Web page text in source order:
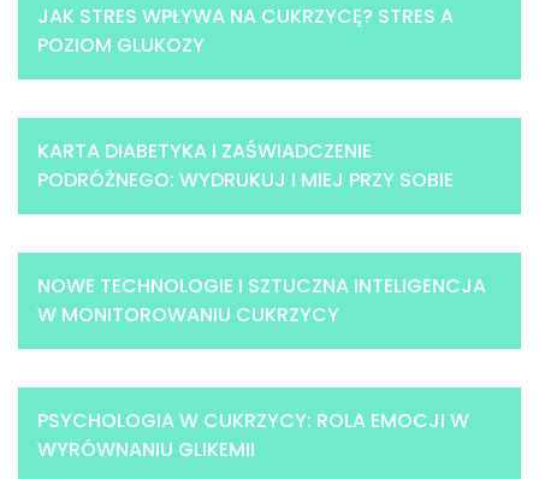
JAK STRES WPŁYWA NA CUKRZYCĘ? STRES A
POZIOM GLUKOZY
KARTA DIABETYKA I ZAŚWIADCZENIE
PODRÓŻNEGO: WYDRUKUJ I MIEJ PRZY SOBIE
NOWE TECHNOLOGIE I SZTUCZNA INTELIGENCJA
W MONITOROWANIU CUKRZYCY
PSYCHOLOGIA W CUKRZYCY: ROLA EMOCJI W
WYRÓWNANIU GLIKEMII